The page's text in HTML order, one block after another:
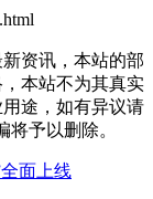
资讯，本站的部
本站不为其真实
途，如有异议请
将予以删除。
面上线